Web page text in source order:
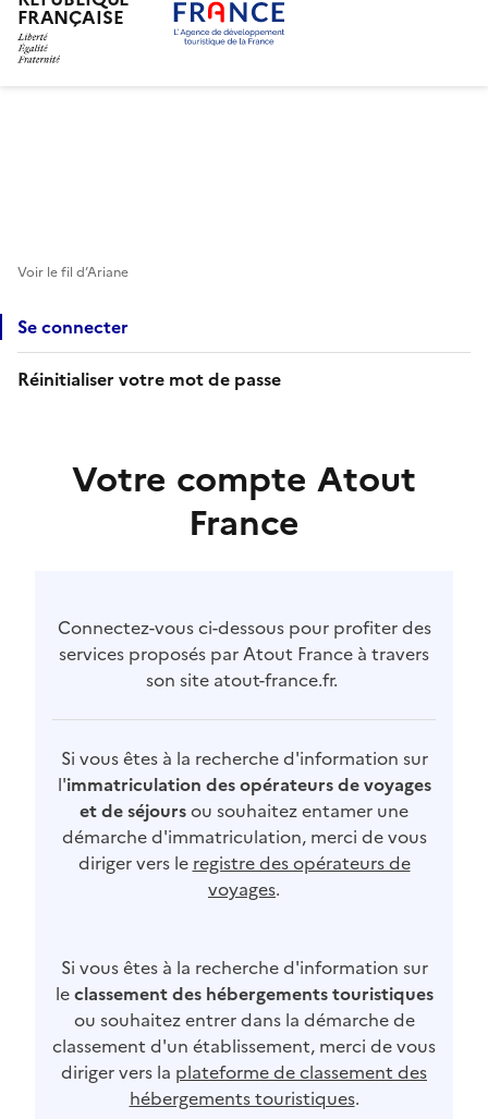
FRANÇAISE
Voir le fil d’Ariane
Se connecter
Réinitialiser votre mot de passe
Votre compte Atout
France
Connectez-vous ci-dessous pour profiter des
services proposés par Atout France à travers
son site atout-france.fr.
Si vous êtes à la recherche d'information sur
l'immatriculation des opérateurs de voyages
et de séjoursou souhaitez entamer une
démarche d'immatriculation, merci de vous
diriger vers le registre des opérateurs de
voyages.
Si vous êtes à la recherche d'information sur
leclassement des hébergements touristiques
ou souhaitez entrer dans la démarche de
classement d'un établissement, merci de vous
diriger vers la plateforme de classement des
hébergements touristiques.